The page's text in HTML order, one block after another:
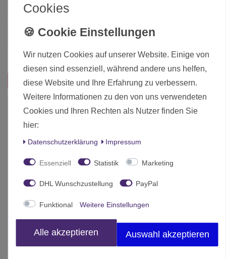
Altersfreigabe
Herstellungsland Deutschland
Inhalt 1 Stück
Das passt zu diesem Produkt:
Cookies
Wir nutzen Cookies auf unserer Website. Einige von
diesen sind essenziell, während andere uns helfen,
diese Website und Ihre Erfahrung zu verbessern.
Weitere Informationen zu den von uns verwendeten
Cookies und Ihren Rechten als Nutzer finden Sie
hier:
Daten­schutz­erklärung Impressum
Essenziell Statistik Marketing
DHL Wunschzustellung PayPal
Funktional Weitere Einstellungen
Alle akzeptieren Auswahl akzeptieren